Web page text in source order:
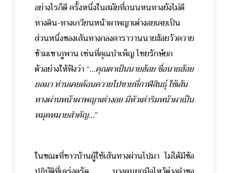
อย่างไรก็ดี ครั้งหนึ่งในสมัยที่ถนนหนทางยังไม่ดี
ทางดิน-ทางเกวียนหน้าผาพญาเต่างอยเคยเป็น
ส่วนหนึ่งของเส้นทางกองคาราวานนายฮ้อยวัวควาย
ข้ามเขาภูพาน เช่นที่คุณบำเพ็ญ ไชยรักษ์ยก
ตัวอย่างให้ฟังว่า “...คุณตาเป็นนายฮ้อย ชื่อนายฮ้อย
ยลมา ท่านเคยต้อนควายไปขายที่กาฬสินธุ์ ใช้เส้น
ทางผ่านหน้าผาพญาเต่างอย มีหัวเต่าริมหน้าผาเป็น
หมุดหมายสำคัญ...”
ในขณะที่ชาวบ้านผู้ใช้เส้นทางผ่านไปมา ไม่ได้มีข้อ